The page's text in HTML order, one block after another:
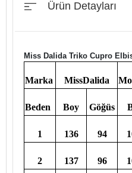
Ürün Detayları
Miss Dalida Triko Cupro
Marka MissDalida
Beden Boy Göğüs
1 136 94
2 137 96